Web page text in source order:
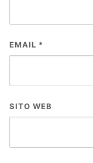
EMAIL *
SITO WEB